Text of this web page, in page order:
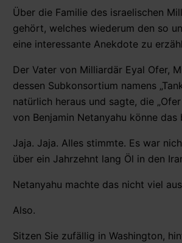
Über die Familie des israelischen
gehört, welches wiederum den so
eine interessante Anekdote zu
Der Vater von Milliardär Eyal Ofer,
dessen Subkonsortium namens
natürlich heraus und sagte, die
von Benjamin Netanyahu könne das
Jaja. Jaja. Alles stimmte. Es war
über ein Jahrzehnt lang Öl in den
Netanyahu machte das nicht viel
Also.
Sitzen Sie zufällig in Washington,